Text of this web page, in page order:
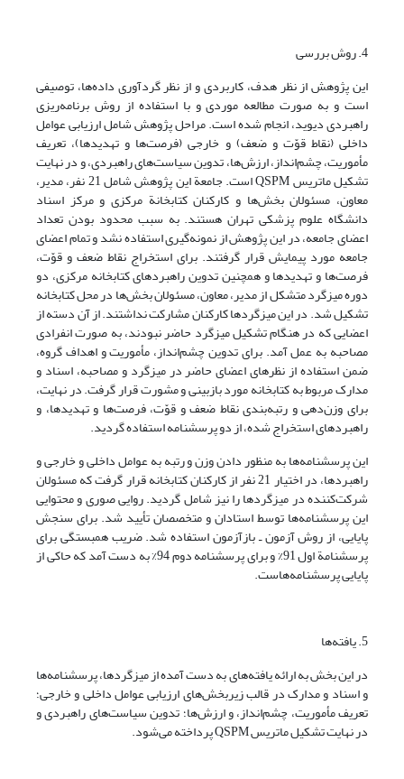
4. روش بررسی
این پژوهش از نظر هدف، کاربردی و از نظر گردآوری داده‌ها، توصیفی
است و به صورت مطالعه موردی و با استفاده از روش برنامه‌ریزی
راهبردی دیوید، انجام شده است. مراحل پژوهش شامل ارزیابی عوامل
داخلی (نقاط قوّت و ضعف) و خارجی (فرصت‌ها و تهدیدها)، تعریف
مأموریت، چشم‌انداز، ارزش‌ها، تدوین سیاست‌های راهبردی، و در نهایت
تشکیل ماتریس QSPM است. جامعة این پژوهش شامل 21 نفر، مدیر،
معاون، مسئولان بخش‌ها و کارکنان کتابخانة مرکزی و مرکز اسناد
دانشگاه علوم پزشکی تهران هستند. به سبب محدود بودن تعداد
اعضای جامعه، در این پژوهش از نمونه‌گیری استفاده نشد و تمام اعضای
جامعه مورد پیمایش قرار گرفتند. برای استخراج نقاط ضعف و قوّت،
فرصت‌ها و تهدیدها و همچنین تدوین راهبردهای کتابخانه مرکزی، دو
دوره میزگرد متشکل از مدیر، معاون، مسئولان بخش‌ها در محل کتابخانه
تشکیل شد. در این میزگردها کارکنان مشارکت نداشتند. از آن دسته از
اعضایی که در هنگام تشکیل میزگرد حاضر نبودند، به صورت انفرادی
مصاحبه به عمل آمد. برای تدوین چشم‌انداز، مأموریت و اهداف گروه،
ضمن استفاده از نظرهای اعضای حاضر در میزگرد و مصاحبه، اسناد و
مدارک مربوط به کتابخانه مورد بازبینی و مشورت قرار گرفت. در نهایت،
برای وزن‌دهی و رتبه‌بندی نقاط ضعف و قوّت، فرصت‌ها و تهدیدها، و
راهبردهای استخراج شده، از دو پرسشنامه استفاده گردید.
این پرسشنامه‌ها به منظور دادن وزن و رتبه به عوامل داخلی و خارجی و
راهبردها، در اختیار 21 نفر از کارکنان کتابخانه قرار گرفت که مسئولان
شرکت‌کننده در میزگردها را نیز شامل گردید. روایی صوری و محتوایی
این پرسشنامه‌ها توسط استادان و متخصصان تأیید شد. برای سنجش
پایایی، از روش آزمون ـ بازآزمون استفاده شد. ضریب همبستگی برای
پرسشنامة اول 91% و برای پرسشنامه دوم 94% به‌ دست آمد که حاکی از
پایایی پرسشنامه‌هاست.
5. یافته‌ها
در این بخش به ارائه یافته‌های به دست آمده از میزگردها، پرسشنامه‌ها
و اسناد و مدارک در قالب زیربخش‌های ارزیابی عوامل داخلی و خارجی؛
تعریف مأموریت، چشم‌انداز، و ارزش‌ها؛ تدوین سیاست‌های راهبردی و
در نهایت تشکیل ماتریس QSPM پرداخته می‌شود.